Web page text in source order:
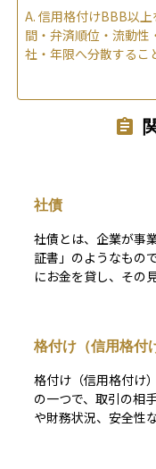
A. 信用格付けBBB以
間・弁済順位・流動性
社・年限へ分散するこ
社債
社債とは、企業が事
証書」のようなもの
にお金を貸し、その
る方法であり、企業
動が小さく、定期的
で、発行体である企
スクがあるため、信
格付け（信用格付
格付け（信用格付け
の一つで、取引の相
や財務状況、安全性